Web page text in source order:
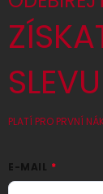
PLATÍ PRO PRVNÍ
E-MAIL